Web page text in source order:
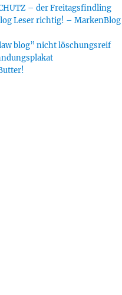
– der Freitagsfindling
Leser richtig! – MarkenBlog
blog” nicht löschungsreif